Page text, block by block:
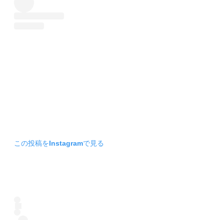
この投稿をInstagramで見る